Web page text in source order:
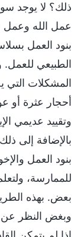
ذلك؟ لا يوجد
عمل الله وعمل
بنود العمل
الطبيعي
المشكلات التي
أحجار عثرة أو
وتقييد عديمي
بالإضافة إلى
بنود العمل
للممارسة،
بعض. بهذه
وبغض النظر عن